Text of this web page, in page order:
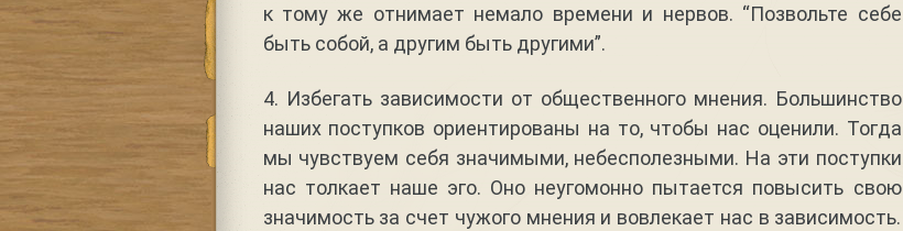
к тому же отнимает немало времени и нервов. “Позвольте себе
быть собой, а другим быть другими”.
4. Избегать зависимости от общественного мнения. Большинство
наших поступков ориентированы на то, чтобы нас оценили. Тогда
мы чувствуем себя значимыми, небесполезными. На эти поступки
нас толкает наше эго. Оно неугомонно пытается повысить свою
значимость за счет чужого мнения и вовлекает нас в зависимость.